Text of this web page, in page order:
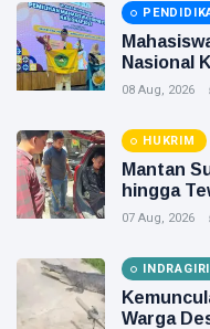
Nasional
08 Aug, 2026
HUKRIM
Mantan
hingga
07 Aug, 2026
Warga